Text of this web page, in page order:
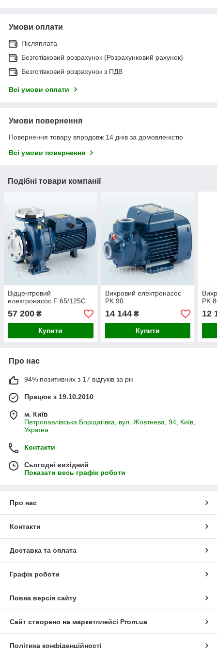
Умови оплати
Післяплата
Безготівковий розрахунок (Розрахунковий рахунок)
Безготівковий розрахунок з ПДВ
Всі умови оплати
Умови повернення
Повернення товару впродовж 14 днів за домовленістю
Всі умови повернення
Подібні товари компанії
Відцентровий
електронасос F 65/125C
57 200 ₴
Купити
Вихровий електронасос
PK 90
14 144₴
Купити
PK
12
Про нас
94% позитивних з 17 відгуків за рік
Працює з 19.10.2010
м. Київ
Петропавлівська Борщагівка, вул. Жовтнева, 94, Київ,
Україна
Контакти
Сьогодні вихідний
Показати весь графік роботи
Про нас
Контакти
Доставка та оплата
Графік роботи
Повна версія сайту
Сайт створено на маркетплейсі Prom.ua
Політика конфіденційності